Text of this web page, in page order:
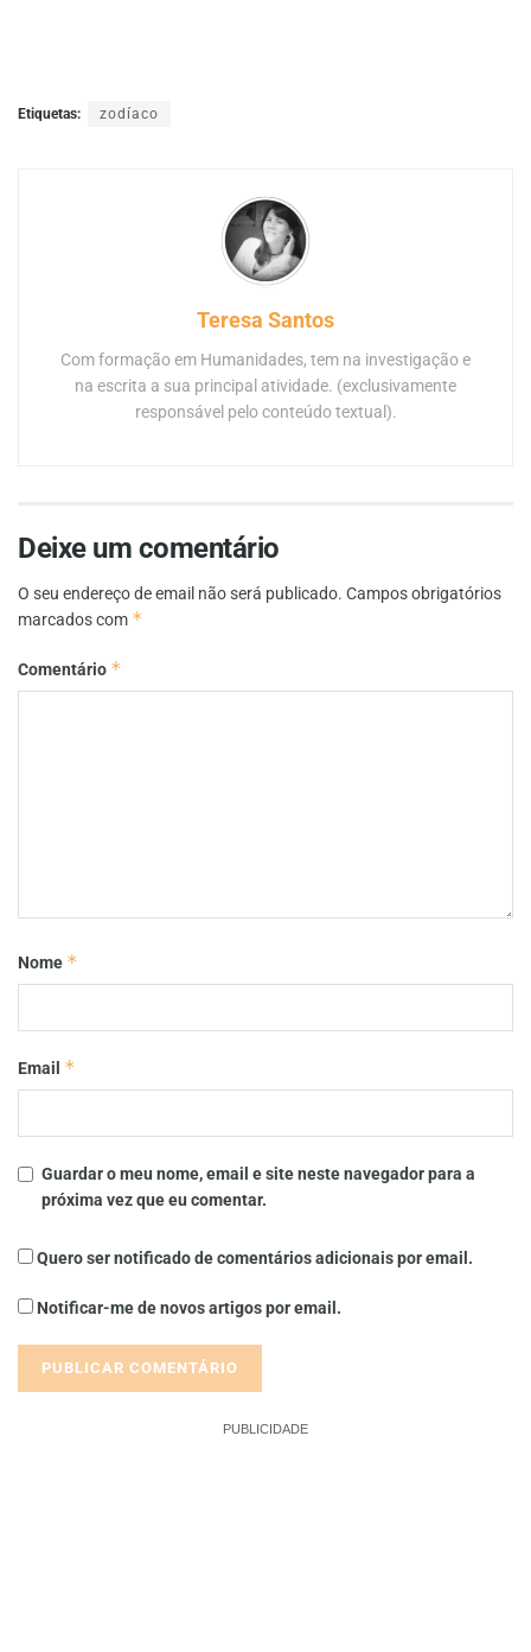
Etiquetas: zodíaco
Teresa Santos
Com formação em Humanidades, tem na investigação e
na escrita a sua principal atividade. (exclusivamente
responsável pelo conteúdo textual).
Deixe um comentário
O seu endereço de email não será publicado. Campos obrigatórios
marcados com *
Comentário *
Nome *
Email *
Guardar o meu nome, email e site neste navegador para a
próxima vez que eu comentar.
Quero ser notificado de comentários adicionais por email.
Notificar-me de novos artigos por email.
PUBLICIDADE